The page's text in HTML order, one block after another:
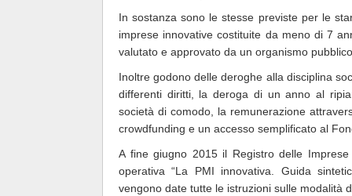
In sostanza sono le stesse previste per le
imprese innovative costituite da meno di 7
valutato e approvato da un organismo
Inoltre godono delle deroghe alla disciplina
differenti diritti, la deroga di un anno al
società di comodo, la remunerazione
crowdfunding e un accesso semplificato al
A fine giugno 2015 il Registro delle
operativa “La PMI innovativa. Guida
vengono date tutte le istruzioni sulle modalità